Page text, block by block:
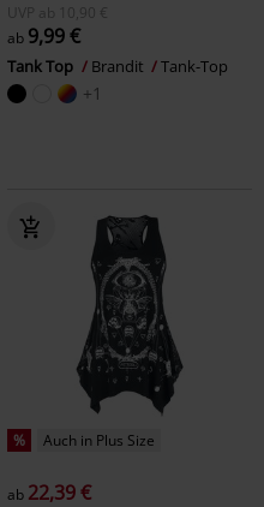
UVP
ab
10,90 €
ab 9,99 €
Tank Top Brandit Tank-Top
+1
% Auch in Plus Size
ab 22,39 €